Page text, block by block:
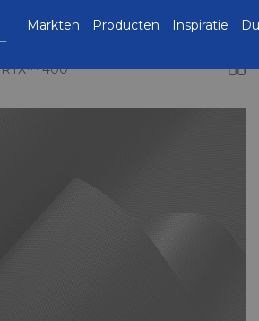
RTX™ 400
Markten Producten Inspiratie